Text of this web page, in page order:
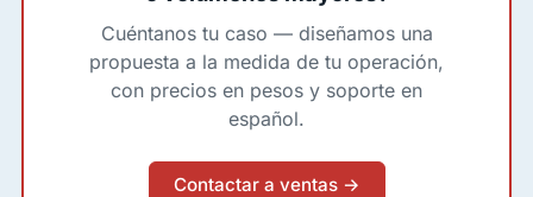
Cuéntanos tu caso — diseñamos una
propuesta a la medida de tu operación,
con precios en pesos y soporte en
español.
Contactar a ventas →